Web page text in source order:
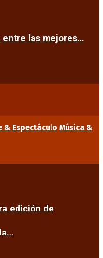
entre las mejores…
& Espectáculo Música &
edición de